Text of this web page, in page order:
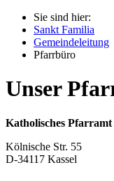
Sie sind hier:
Sankt Familia
Gemeindeleitung
Pfarrbüro
Unser
Katholisches
Kölnische Str. 55
D-34117 Kassel